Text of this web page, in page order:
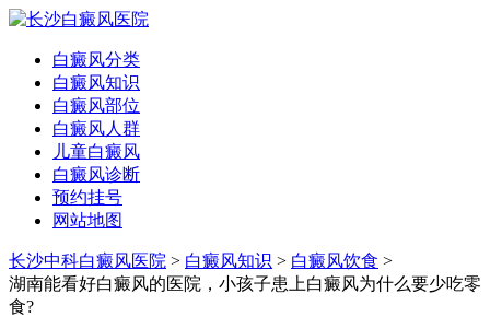
白癜风分类
白癜风知识
白癜风部位
白癜风人群
儿童白癜风
白癜风诊断
预约挂号
网站地图
长沙中科白癜风医院 > 白癜风知识 > 白癜风饮食 >
湖南能看好白癜风的医院，小孩子患上白癜风为什么要少吃零
食?